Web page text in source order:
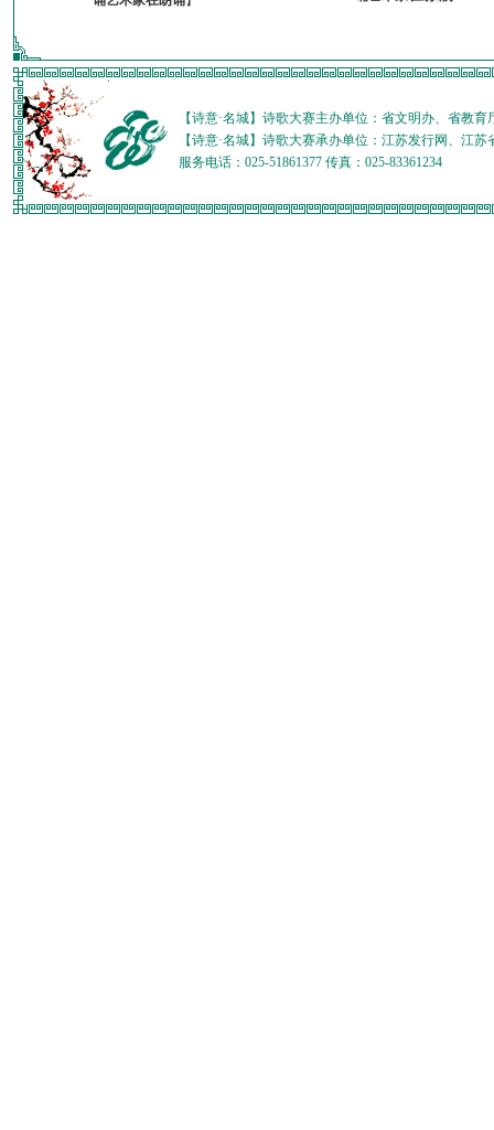
【诗意·名城】诗歌大赛主办单位：省文明办、省教
【诗意·名城】诗歌大赛承办单位：江苏发行网、江
服务电话：025-51861377 传真：025-83361234